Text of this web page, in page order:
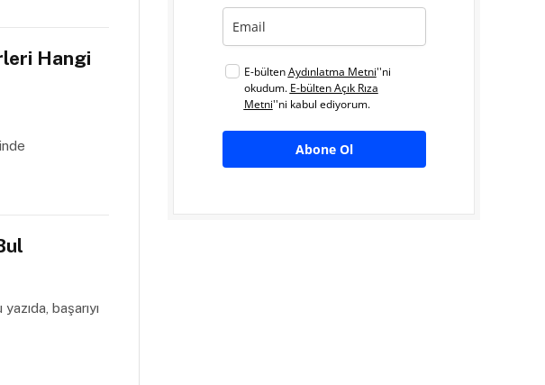
Hangi
başarıyı
E-bültenAydınlatma Metni''ni
okudum. E-bülten Açık Rıza
Metni''ni kabul ediyorum.
Abone Ol